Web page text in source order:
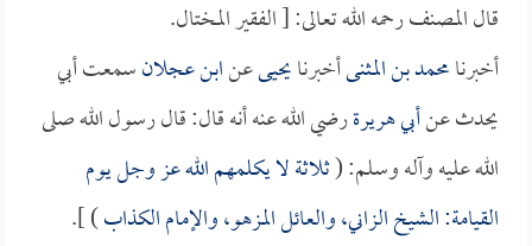
قال المصنف رحمه الله تعالى: [ الفقير المختال.
أخبرنامحمد بن المثنىأخبرنايحيىعنابن عجلانسمعت أبي
يحدث عنأبي هريرةرضي الله عنه أنه قال: قال رسول الله صلى
الله عليه وآله وسلم: (ثلاثة لا يكلمهم الله عز وجل يوم
القيامة: الشيخ الزاني، والعائل المزهو، والإمام الكذاب) ].